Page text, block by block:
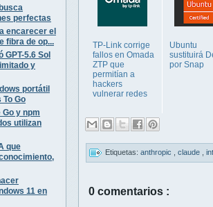
perfectas
encarecer el
fibra de op...
GPT-5.6 Sol
y
portátil
To Go
Go y npm
utilizan
que
11 en
TP-Link corrige
fallos en Omada
ZTP que
permitían a
hackers
vulnerar redes
Ubuntu
sustituirá
por Snap
Etiquetas: anthropic claude
0 comentarios :